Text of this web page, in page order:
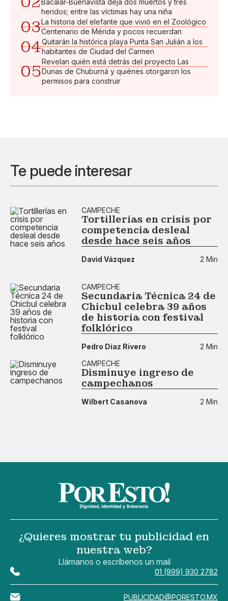
Bacalar-Buenavista deja dos muertos y tres
heridos; entre las víctimas hay una niña
03La historia del elefante que vivió en el Zoológico
Centenario de Mérida y pocos recuerdan
04Quitarán la histórica playa Punta San Julián a los
habitantes de Ciudad del Carmen
05
Revelan quién está detrás del proyecto Las
Dunas de Chuburná y quiénes otorgaron los
permisos para construir
Te puede interesar
CAMPECHE
Tortillerías en crisis por
competencia desleal
desde hace seis años
David Vázquez 2 Min
CAMPECHE
Secundaria Técnica 24 de
Chicbul celebra 39 años
de historia con festival
folklórico
Pedro Díaz Rivero
2 Min
CAMPECHE
Disminuye ingreso de
campechanos
Wilbert Casanova 2 Min
¿Quieres mostrar tu publicidad en
nuestra web?
Llámanos o escríbenos un mail
01 (999) 930 2782
PUBLICIDAD@PORESTO.MX